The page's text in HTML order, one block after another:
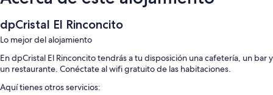
dpCristal El Rinconcito
Lo mejor del alojamiento
En dpCristal El Rinconcito tendrás a tu disposición una cafetería, un bar y
un restaurante. Conéctate al wifi gratuito de las habitaciones.
Aquí tienes otros servicios: